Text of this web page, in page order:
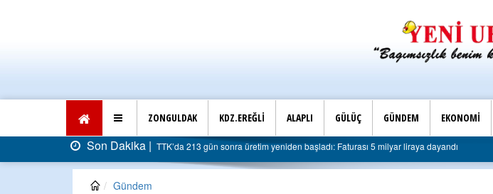
ZONGULDAK KDZ.EREĞLİ ALAPLI GÜLÜÇ GÜNDEM EKONOMİ
Son Dakika |TTK’da 213 gün sonra üretim yeniden başladı: Faturası 5 milyar liraya dayandı
Gündem